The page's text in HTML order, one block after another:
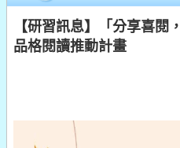
【研習訊息】「分享喜閱
品格閱讀推動計畫